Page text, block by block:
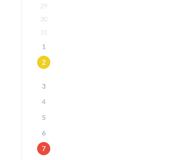
29
30
31
1
2
3
4
5
6
7